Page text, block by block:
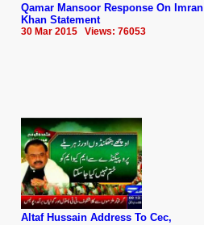
Qamar Mansoor Response On Imran
Khan Statement
30 Mar 2015 Views: 76053
Altaf Hussain Address To Cec,